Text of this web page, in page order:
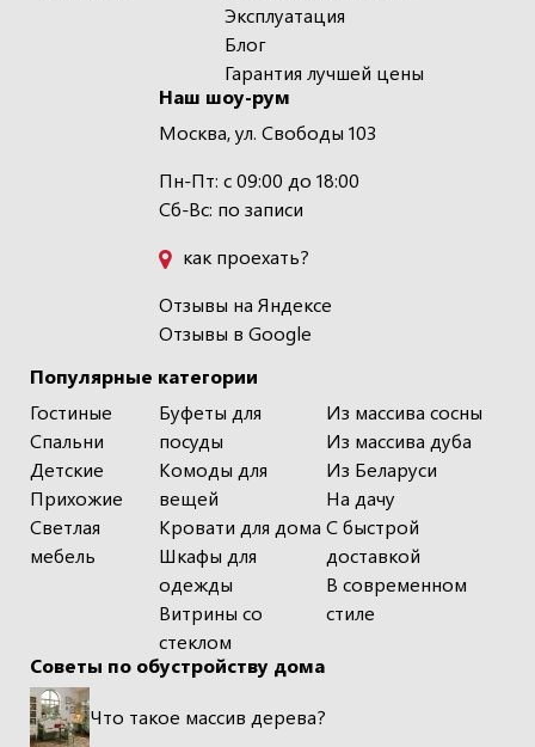
Популярные категории
Гостиные
Спальни
Детские
Прихожие
Светлая
мебель
Буфеты для
посуды
Комоды для
вещей
Кровати для дома
Шкафы для
одежды
Витрины со
стеклом
Из массива сосны
Из массива дуба
Из Беларуси
На дачу
С быстрой
доставкой
В современном
стиле
Эксплуатация
Блог
Гарантия лучшей цены
Наш шоу-рум
Москва, ул. Свободы 103
Пн-Пт: с 09:00 до 18:00
Сб-Вс: по записи
как проехать?
Отзывы на Яндексе
Отзывы в Google
Советы по обустройству дома
Что такое массив дерева?